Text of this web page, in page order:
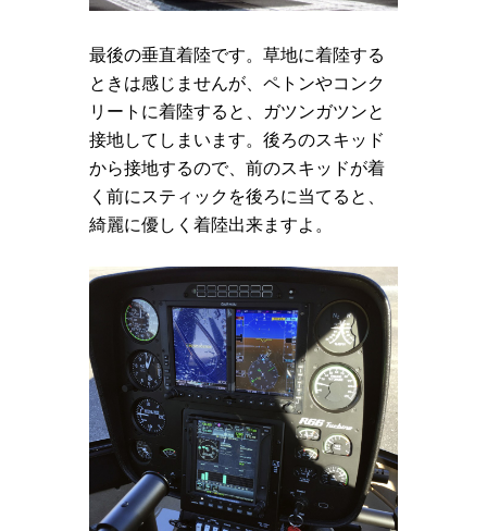
最後の垂直着陸です。草地に着陸する
ときは感じませんが、ペトンやコンク
リートに着陸すると、ガツンガツンと
接地してしまいます。後ろのスキッド
から接地するので、前のスキッドが着
く前にスティックを後ろに当てると、
綺麗に優しく着陸出来ますよ。